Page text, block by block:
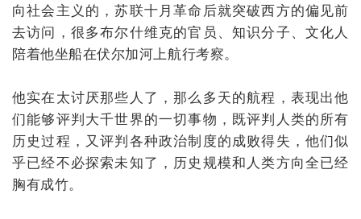
向社会主义的，苏联十月革命后就突破西方的偏见前
去访问，很多布尔什维克的官员、知识分子、文化人
陪着他坐船在伏尔加河上航行考察。
他实在太讨厌那些人了，那么多天的航程，表现出他
们能够评判大千世界的一切事物，既评判人类的所有
历史过程，又评判各种政治制度的成败得失，他们似
乎已经不必探索未知了，历史规模和人类方向全已经
胸有成竹。